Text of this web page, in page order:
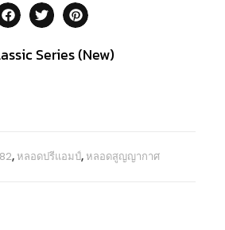
Series (New)
,หลอดปรีแอมป์,หลอดสูญญากาศ